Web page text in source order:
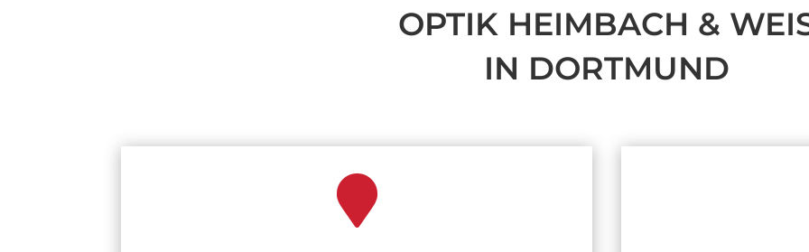
OPTIK HEIMBACH &
IN DORTMUND
